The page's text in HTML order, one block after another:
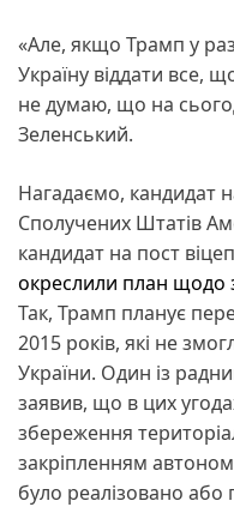
«Але, якщо Трамп у
Україну віддати все,
не думаю, що на
Зеленський.
Нагадаємо, кандидат
Сполучених Штатів
кандидат на пост
окреслили план щодо
Так, Трамп планує
2015 років, які не
України. Один із
заявив, що в цих
збереження
закріпленням
було реалізовано